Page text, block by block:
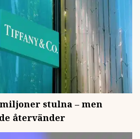
stulna – men
återvänder